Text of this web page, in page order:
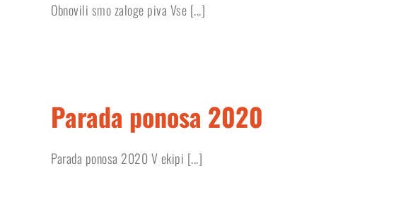
Obnovili smo zaloge piva Vse [...]
Parada ponosa 2020
Parada ponosa 2020 V ekipi [...]